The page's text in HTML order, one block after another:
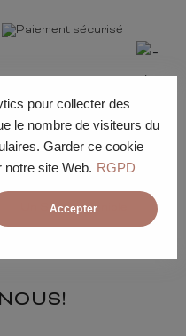
pour collecter des
le nombre de visiteurs du
Garder ce cookie
notre site Web. RGPD
Accepter
Un paiement sécurisé
Un SAV disponible